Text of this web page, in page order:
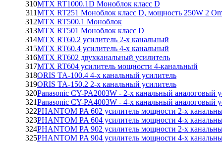
310MTX RT1000.1D Моноблок класс D
311MTX RT251 Моноблок класс D, мощность 250W 2
312MTX RT500.1 Моноблок
313MTX RT501 Моноблок класс D
314MTX RT60.2 усилитель 2-х канальный
315MTX RT60.4 усилитель 4-х канальный
316MTX RT602 двухканальный усилитель
317MTX RT604 усилитель мощности 4-канальный
318ORIS TA-100.4 4-х канальный усилитель
319ORIS TA-150.2 2-х канальный усилитель
320Panasonic CY-PA2003W - 2-х канальный аналоговый
321Panasonic CY-PA4003W - 4-х канальный аналоговый
322PHANTOM PA 602 усилитель мощности 2-х
323PHANTOM PA 604 усилитель мощности 4-х
324PHANTOM PA 902 усилитель мощности 2-х
325PHANTOM PA 904 усилитель мощности 4-х